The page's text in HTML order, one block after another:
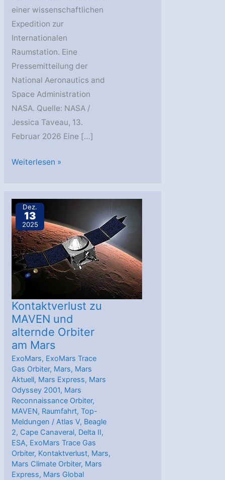
einer wissenschaftlichen
Expedition zur
Internationalen
Raumstation. Eine
Pressemitteilung der
National Aeronautics and
Space Administration
NASA. Quelle: NASA /
Jessica Taveau, 13.
Februar 2026 Eine […]
Die
12
startete
zur
Internationalen
Raumstation
Weiterlesen »
Dez.
13
2025
Kontaktverlust zu
MAVEN und
alternde Orbiter
am Mars
ExoMars, ExoMars Trace
Gas Orbiter, Mars, Mars
Aktuell, Mars Express, Mars
Odyssey 2001, Mars
Reconnaissance Orbiter,
MAVEN, Raumfahrt,Top-
Meldungen /Atlas V, Beagle
2, Cape Canaveral, Delta II,
ESA, ExoMars Trace Gas
Orbiter, Kontaktverlust, Mars,
Mars Climate Orbiter, Mars
Express, Mars Global